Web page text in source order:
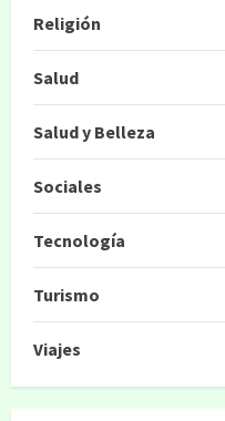
Religión
Salud
Salud y Belleza
Sociales
Tecnología
Turismo
Viajes